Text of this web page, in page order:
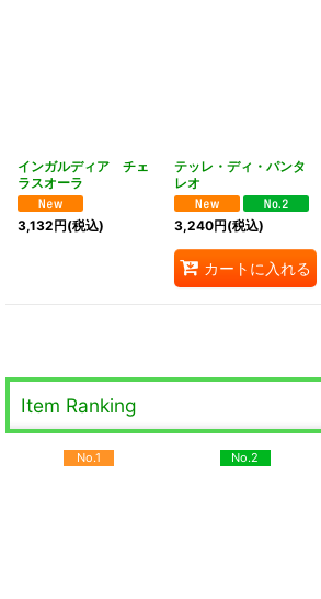
インガルディア チェ
ラスオーラ
3,132円(税込)
テッレ・ディ・パンタ
レオ
3,240円(税込)
カートに入れる
Item Ranking
No.1 No.2